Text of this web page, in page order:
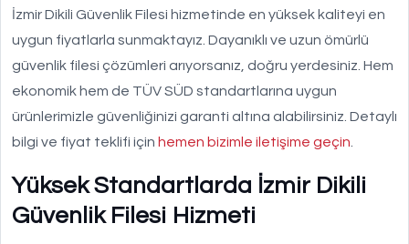
İzmir Dikili Güvenlik Filesi hizmetinde en yüksek kaliteyi en
uygun fiyatlarla sunmaktayız. Dayanıklı ve uzun ömürlü
güvenlik filesi çözümleri arıyorsanız, doğru yerdesiniz. Hem
ekonomik hem de TÜV SÜD standartlarına uygun
ürünlerimizle güvenliğinizi garanti altına alabilirsiniz. Detaylı
bilgi ve fiyat teklifi için hemen bizimle iletişime geçin
Yüksek Standartlarda İzmir Dikili
Güvenlik Filesi Hizmeti